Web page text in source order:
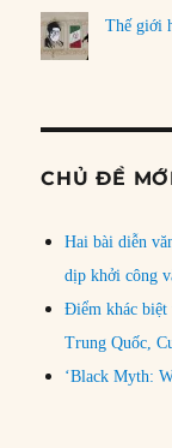
Thế giới
CHỦ ĐỀ
Hai bài diễn
dịp khởi công
Điểm khác biệt
Trung Quốc,
‘Black Myth: